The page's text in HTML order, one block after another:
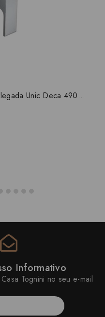
Acabamento 1/2 ,3/4 e 1 polegada Unic Deca 4900.C90.PQ
Informativo
Tognini no seu e-mail